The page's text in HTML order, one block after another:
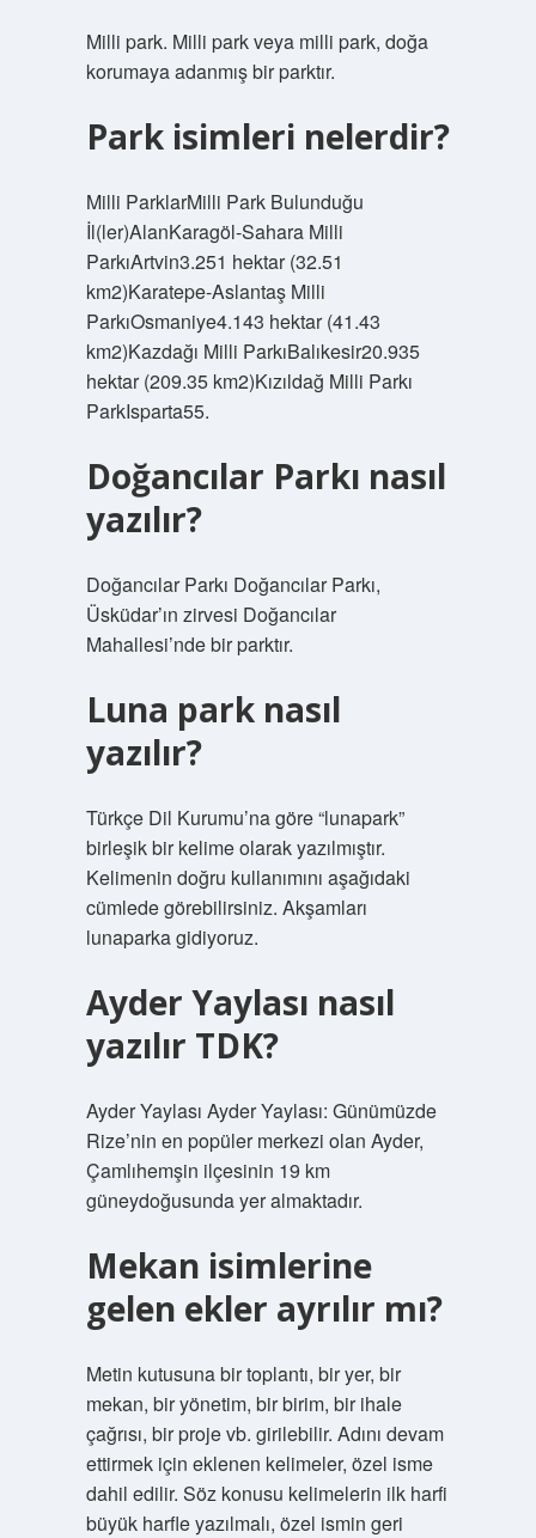
Milli park. Milli park veya milli park, doğa
korumaya adanmış bir parktır.
Park isimleri nelerdir?
Milli ParklarMilli Park Bulunduğu
İl(ler)AlanKaragöl-Sahara Milli
ParkıArtvin3.251 hektar (32.51
km2)Karatepe-Aslantaş Milli
ParkıOsmaniye4.143 hektar (41.43
km2)Kazdağı Milli ParkıBalıkesir20.935
hektar (209.35 km2)Kızıldağ Milli Parkı
ParkIsparta55.
Doğancılar Parkı nasıl
yazılır?
Doğancılar Parkı Doğancılar Parkı,
Üsküdar’ın zirvesi Doğancılar
Mahallesi’nde bir parktır.
Luna park nasıl
yazılır?
Türkçe Dil Kurumu’na göre “lunapark”
birleşik bir kelime olarak yazılmıştır.
Kelimenin doğru kullanımını aşağıdaki
cümlede görebilirsiniz. Akşamları
lunaparka gidiyoruz.
Ayder Yaylası nasıl
yazılır TDK?
Ayder Yaylası Ayder Yaylası: Günümüzde
Rize’nin en popüler merkezi olan Ayder,
Çamlıhemşin ilçesinin 19 km
güneydoğusunda yer almaktadır.
Mekan isimlerine
gelen ekler ayrılır mı?
Metin kutusuna bir toplantı, bir yer, bir
mekan, bir yönetim, bir birim, bir ihale
çağrısı, bir proje vb. girilebilir. Adını devam
ettirmek için eklenen kelimeler, özel isme
dahil edilir. Söz konusu kelimelerin ilk harfi
büyük harfle yazılmalı, özel ismin geri